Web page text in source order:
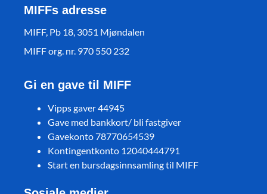
MIFFs adresse
MIFF, Pb 18, 3051 Mjøndalen
MIFF org. nr. 970 550 232
Gi en gave til MIFF
Vipps gaver 44945
Gave med bankkort/ bli fastgiver
Gavekonto 78770654539
Kontingentkonto 12040444791
Start en bursdagsinnsamling til MIFF